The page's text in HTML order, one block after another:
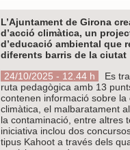
L’Ajuntament de Girona
d’acció climàtica, un
d’educació ambiental que
diferents barris de la ciutat
24/10/2025 - 12.44 h
Es
ruta pedagògica amb 13
contenen informació sobre la
climàtica, el malbaratament
la contaminació, entre altres
iniciativa inclou dos
tipus Kahoot a través dels